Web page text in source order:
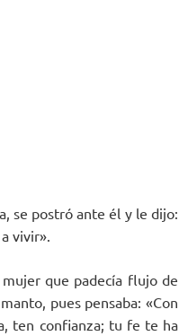
se postró ante él y le dijo:
vivir».
que padecía flujo de
pues pensaba: «Con
ten confianza; tu fe te ha